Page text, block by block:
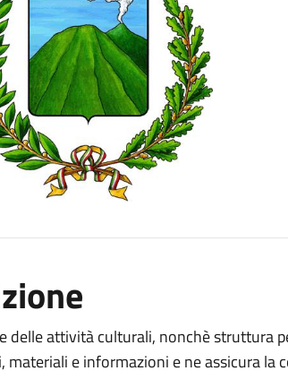
delle attività culturali, nonchè struttura
materiali e informazioni e ne assicura